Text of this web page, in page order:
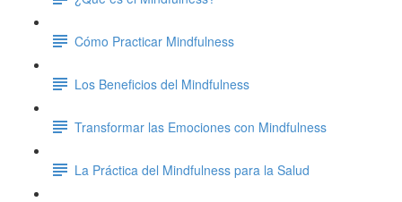
Cómo Practicar Mindfulness
Los Beneficios del Mindfulness
Transformar las Emociones con Mindfulness
La Práctica del Mindfulness para la Salud